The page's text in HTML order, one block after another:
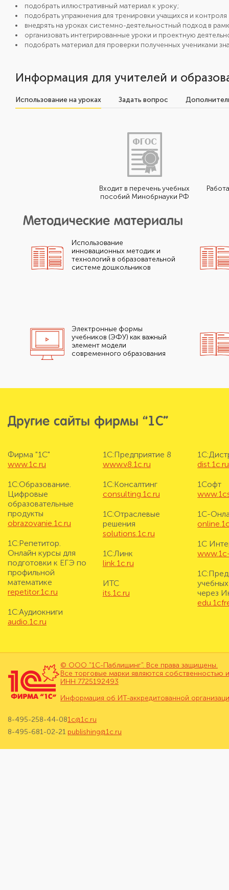
подобрать иллюстративный материал к уроку;
подобрать упражнения для тренировки учащихся и
внедрять на уроках системно-деятельностный подход в
организовать интегрированные уроки и проектную
подобрать материал для проверки полученных учениками
Информация для учителей и
Использование на уроках Задать вопрос
Входит в перечень учебных
пособий Минобрнауки РФ
Методические материалы
Использование
инновационных методик и
технологий в образовательной
системе дошкольников
Электронные формы
учебников (ЭФУ) как важный
элемент модели
современного образования
Другие сайты фирмы “1С”
Фирма "1С"
www.1c.ru
1С:Образование.
Цифровые
образовательные
продукты
obrazovanie.1c.ru
1С:Репетитор.
Онлайн курсы для
подготовки к ЕГЭ по
профильной
математике
repetitor.1c.ru
1С:Аудиокниги
audio.1c.ru
1С:Предприятие 8
www.v8.1c.ru
1С:Консалтинг
consulting.1c.ru
1С:Отраслевые
решения
solutions.1c.ru
1С:Линк
link.1c.ru
ИТС
its.1c.ru
dist.1c.ru
1Софт
1С-
1С
через
© ООО "1С-Паблишинг". Все права защищены.
Все торговые марки являются собственностью
ИНН 7725192493
Информация об ИТ-аккредитованной
8-495-258-44-08
8-495-681-02-21
1c@1c.ru
publishing@1c.ru